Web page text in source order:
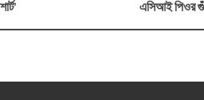
এসিআই পিওর